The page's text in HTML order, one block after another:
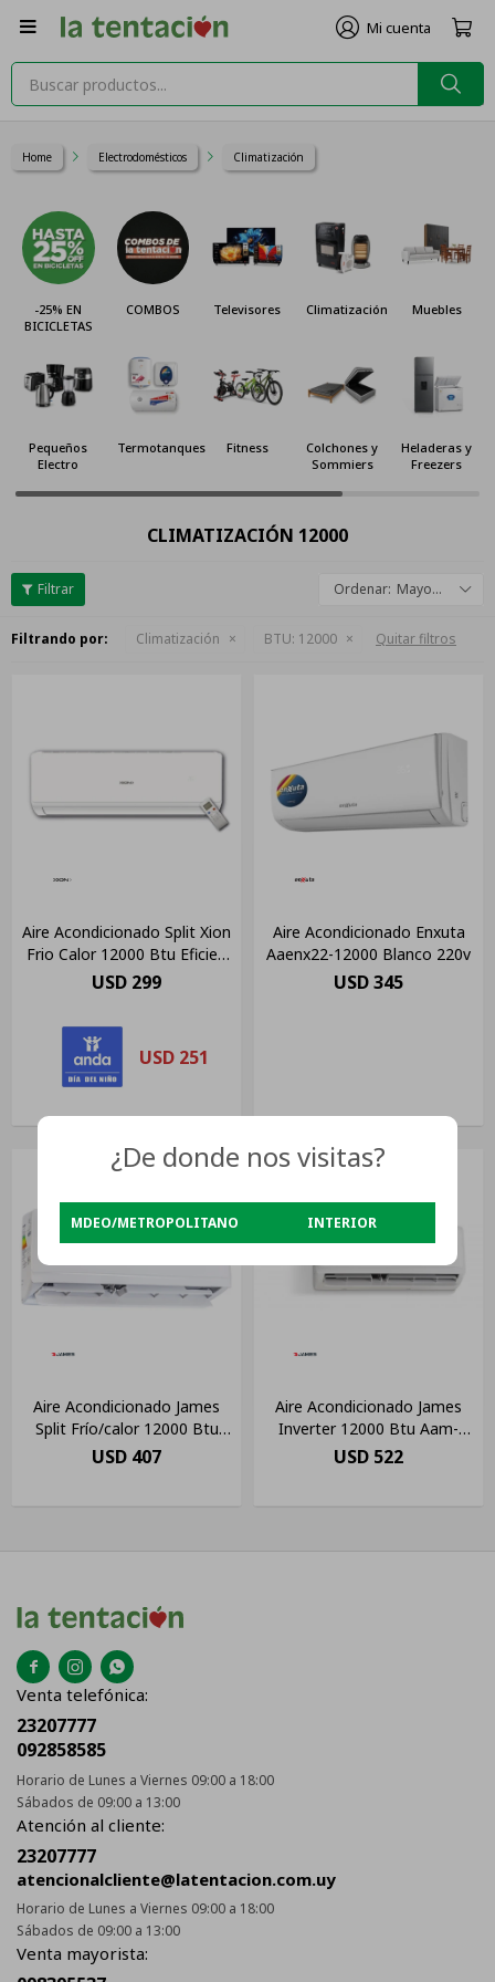

Home Electrodomésticos Climatización
-25% EN
BICICLETAS
COMBOS Televisores Climatización Muebles
Pequeños
Electro
Termotanques Fitness
Colchones y
Sommiers
Heladeras y
Freezers
CLIMATIZACIÓN 12000
Mayor descuento
Filtrando por: Climatización BTU: 12000 Quitar filtros
Aire Acondicionado Split Xion
Frio Calor 12000 Btu Eficien
A Color Blanco
USD 299
USD 251
Aire Acondicionado Enxuta
Aaenx22-12000 Blanco 220v
USD345
Aire Acondicionado James
Split Frío/calor 12000 Btu
Blanco
USD 407
Aire Acondicionado James
Inverter 12000 Btu Aam-
12fco-inv Blanco 220v
USD 522
  
Venta telefónica:
23207777
092858585
Horario de Lunes a Viernes 09:00 a 18:00
Sábados de 09:00 a 13:00
Atención al cliente:
23207777
atencionalcliente@latentacion.com.uy
Horario de Lunes a Viernes 09:00 a 18:00
Sábados de 09:00 a 13:00
Venta mayorista:
¿De donde nos visitas?
MDEO/METROPOLITANO INTERIOR